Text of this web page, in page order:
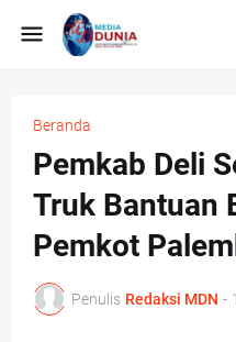
Beranda
Pemkab Deli
Truk Bantuan
Pemkot
Penulis Redaksi MDN -